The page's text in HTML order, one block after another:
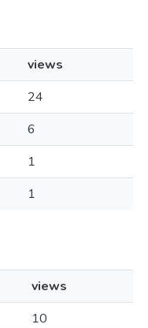
views
24
6
1
1
views
10